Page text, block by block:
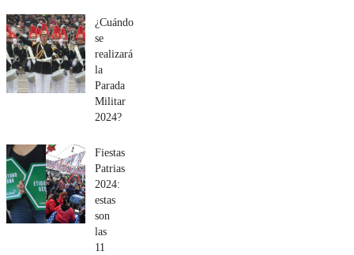
¿Cuándo
se
realizará
la
Parada
Militar
2024?
Fiestas
Patrias
2024:
estas
son
las
11